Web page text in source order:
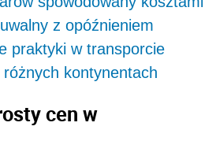
z opóźnieniem
praktyki w transporcie
kontynentach
cen w